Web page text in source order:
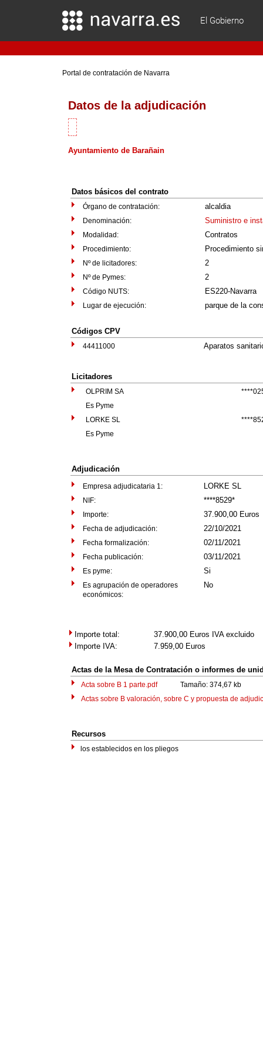
El Gobierno
Portal de contratación de Navarra
Datos de la adjudicación
Ayuntamiento de Barañain
Datos básicos del contrato
Órgano de contratación: alcaldia
Denominación: Suministro e
Modalidad: Contratos
Procedimiento: Procedimiento
Nº de licitadores: 2
Nº de Pymes: 2
Código NUTS: ES220-Navarra
Lugar de ejecución: parque de la
Códigos CPV
44411000 Aparatos
Licitadores
OLPRIM SA
Es Pyme
LORKE SL
Es Pyme
Adjudicación
Empresa adjudicataria 1: LORKE SL
NIF: ****8529*
Importe: 37.900,00 Euros
Fecha de adjudicación: 22/10/2021
Fecha formalización: 02/11/2021
Fecha publicación: 03/11/2021
Es pyme: Si
Es agrupación de operadores
económicos:
No
Importe total: 37.900,00 Euros IVA excluido
Importe IVA:
7.959,00 Euros
Actas de la Mesa de Contratación o informes de
Acta sobre B 1 parte.pdfTamaño: 374,67 kb
Actas sobre B valoración, sobre C y propuesta de
Recursos
los establecidos en los pliegos